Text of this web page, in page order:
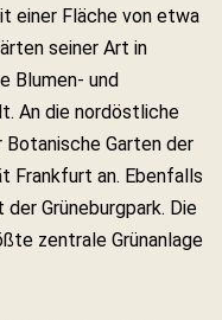
einer Fläche von etwa
seiner Art in
Blumen- und
An die nordöstliche
Garten der
Frankfurt an. Ebenfalls
Grüneburgpark. Die
zentrale Grünanlage